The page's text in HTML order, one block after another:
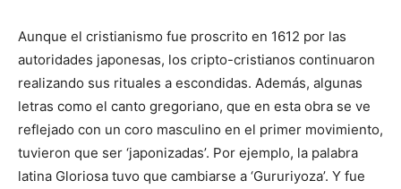
Aunque el cristianismo fue proscrito en 1612 por las
autoridades japonesas, los cripto-cristianos continuaron
realizando sus rituales a escondidas. Además, algunas
letras como el canto gregoriano, que en esta obra se ve
reflejado con un coro masculino en el primer movimiento,
tuvieron que ser ‘japonizadas’. Por ejemplo, la palabra
latina Gloriosa tuvo que cambiarse a ‘Gururiyoza’. Y fue